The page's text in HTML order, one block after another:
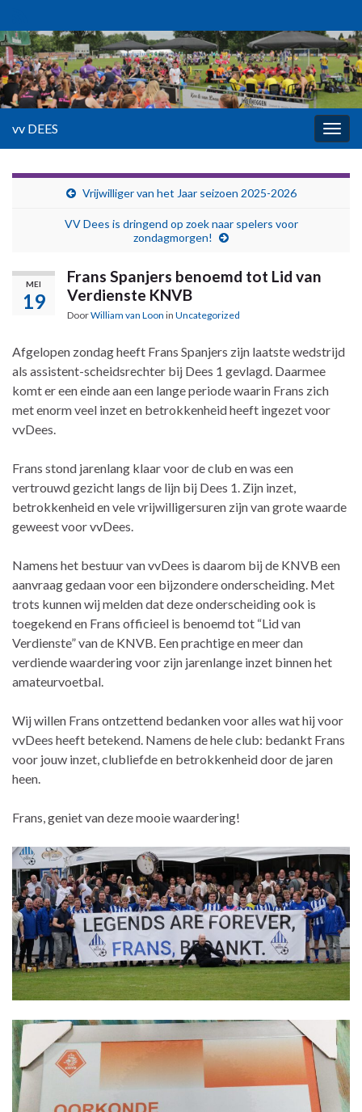
vv DEES
Vrijwilliger van het Jaar seizoen 2025-2026
VV Dees is dringend op zoek naar spelers voor
zondagmorgen!
MEI
19
Frans Spanjers benoemd tot Lid van
Verdienste KNVB
DoorWilliam van Loon in Uncategorized
Afgelopen zondag heeft Frans Spanjers zijn laatste wedstrijd
als assistent-scheidsrechter bij Dees 1 gevlagd. Daarmee
komt er een einde aan een lange periode waarin Frans zich
met enorm veel inzet en betrokkenheid heeft ingezet voor
vvDees.
Frans stond jarenlang klaar voor de club en was een
vertrouwd gezicht langs de lijn bij Dees 1. Zijn inzet,
betrokkenheid en vele vrijwilligersuren zijn van grote waarde
geweest voor vvDees.
Namens het bestuur van vvDees is daarom bij de KNVB een
aanvraag gedaan voor een bijzondere onderscheiding. Met
trots kunnen wij melden dat deze onderscheiding ook is
toegekend en Frans officieel is benoemd tot “Lid van
Verdienste” van de KNVB. Een prachtige en meer dan
verdiende waardering voor zijn jarenlange inzet binnen het
amateurvoetbal.
Wij willen Frans ontzettend bedanken voor alles wat hij voor
vvDees heeft betekend. Namens de hele club: bedankt Frans
voor jouw inzet, clubliefde en betrokkenheid door de jaren
heen.
Frans, geniet van deze mooie waardering!